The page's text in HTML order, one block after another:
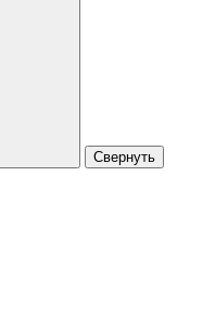
Свернуть